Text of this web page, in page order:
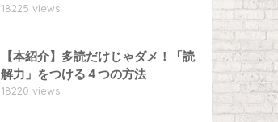
18225 views
【本紹介】多読だけじゃダメ！「読
解力」をつける４つの方法
18220 views